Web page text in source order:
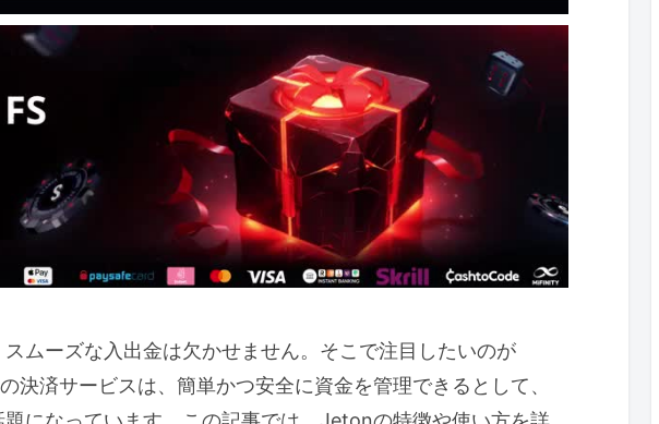
ムーズな入出金は欠かせません。そこで注目したいのが
決済サービスは、簡単かつ安全に資金を管理できるとして、